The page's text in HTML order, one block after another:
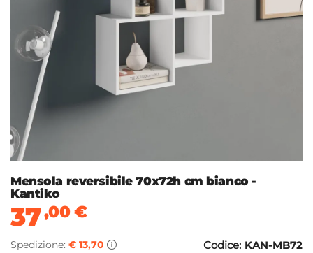
Mensola reversibile 70x72h cm bianco -
Kantiko
37,00€
Spedizione: € 13,70 Codice: KAN-MB72